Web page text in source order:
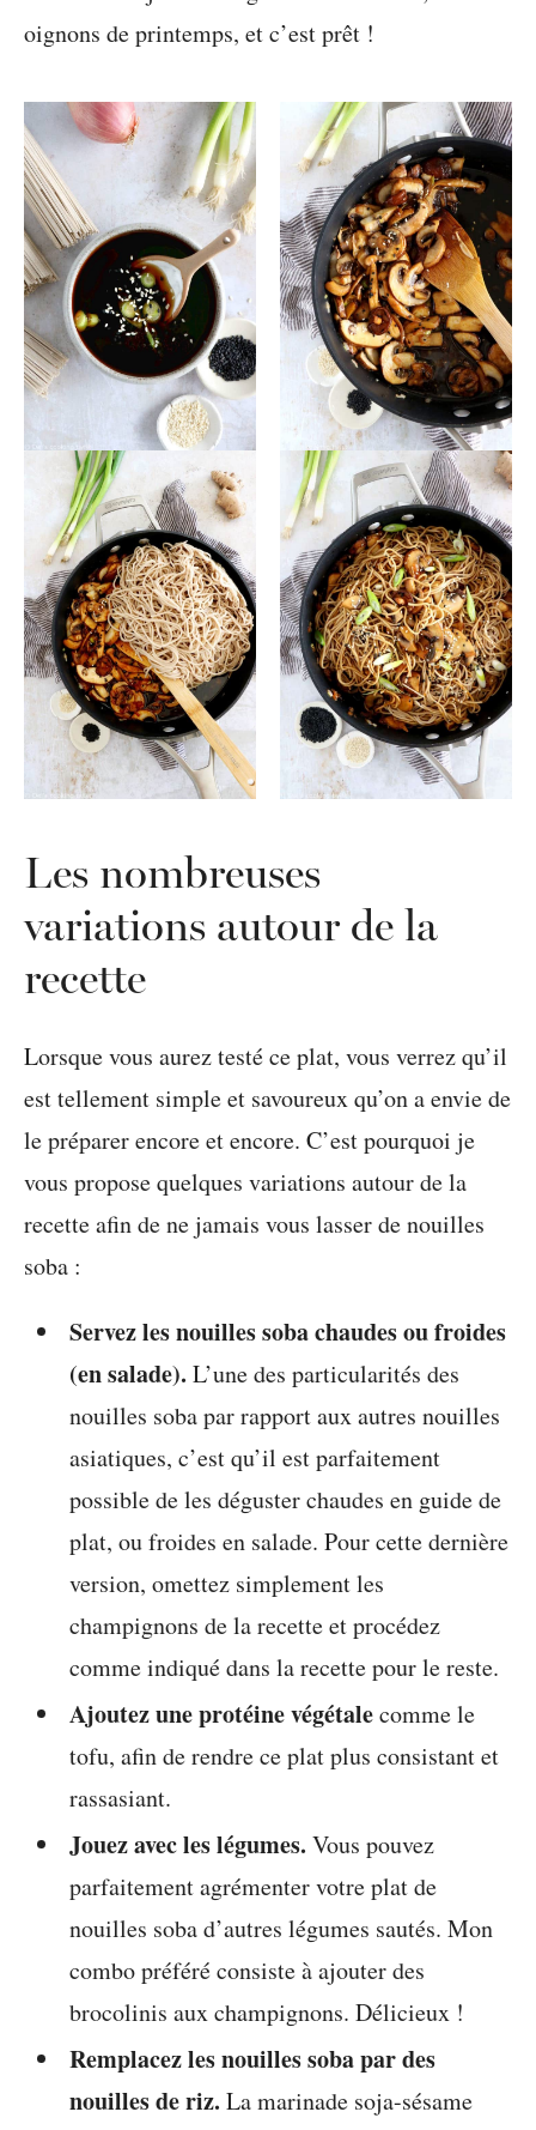
oignons de printemps, et c’est prêt !
Les nombreuses
variations autour de la
recette
Lorsque vous aurez testé ce plat, vous verrez qu’il
est tellement simple et savoureux qu’on a envie de
le préparer encore et encore. C’est pourquoi je
vous propose quelques variations autour de la
recette afin de ne jamais vous lasser de nouilles
soba :
Servez les nouilles soba chaudes ou froides
(en salade). L’une des particularités des
nouilles soba par rapport aux autres nouilles
asiatiques, c’est qu’il est parfaitement
possible de les déguster chaudes en guide de
plat, ou froides en salade. Pour cette dernière
version, omettez simplement les
champignons de la recette et procédez
comme indiqué dans la recette pour le reste.
Ajoutez une protéine végétalecomme le
tofu, afin de rendre ce plat plus consistant et
rassasiant.
Jouez avec les légumes. Vous pouvez
parfaitement agrémenter votre plat de
nouilles soba d’autres légumes sautés. Mon
combo préféré consiste à ajouter des
brocolinis aux champignons. Délicieux !
Remplacez les nouilles soba par des
nouilles de riz. La marinade soja-sésame